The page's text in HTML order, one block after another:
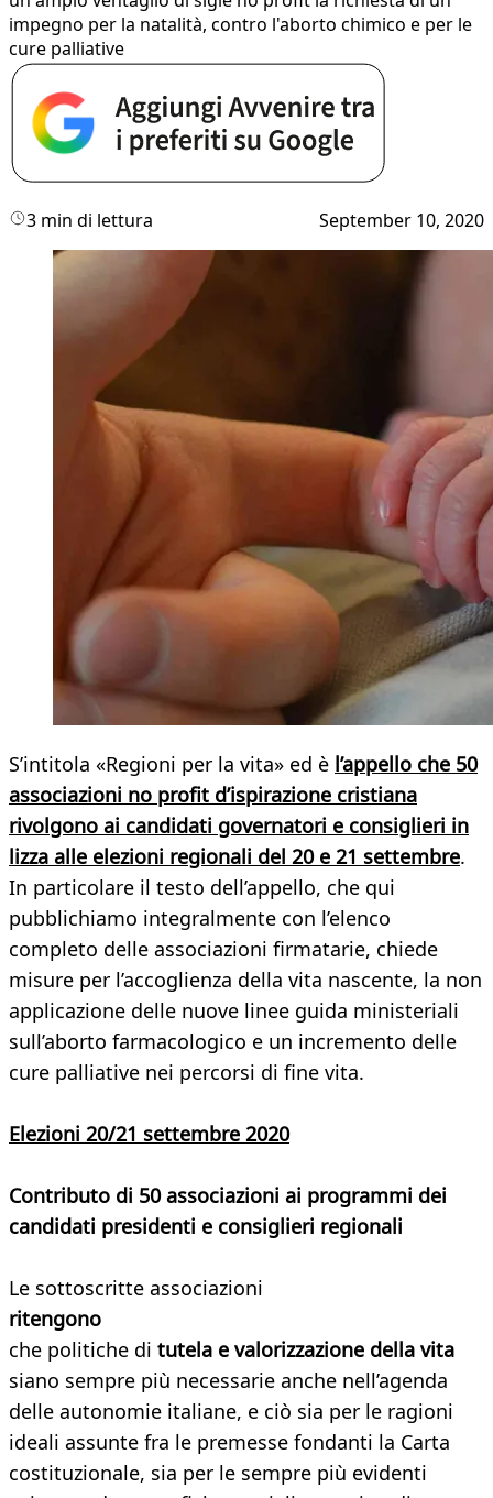
impegno per la natalità, contro l'aborto chimico e per le
cure palliative
3 min di lettura September 10, 2020
S’intitola «Regioni per la vita» ed è l’appello che 50
associazioni no profit d’ispirazione cristiana
rivolgono ai candidati governatori e consiglieri in
lizza alle elezioni regionali del 20 e 21 settembre.
In particolare il testo dell’appello, che qui
pubblichiamo integralmente con l’elenco
completo delle associazioni firmatarie, chiede
misure per l’accoglienza della vita nascente, la non
applicazione delle nuove linee guida ministeriali
sull’aborto farmacologico e un incremento delle
cure palliative nei percorsi di fine vita.
Elezioni 20/21 settembre 2020
Contributo di 50 associazioni ai programmi dei
candidati presidenti e consiglieri regionali
Le sottoscritte associazioni
ritengono
che politiche di tutela e valorizzazione della vita
siano sempre più necessarie anche nell’agenda
delle autonomie italiane, e ciò sia per le ragioni
ideali assunte fra le premesse fondanti la Carta
costituzionale, sia per le sempre più evidenti